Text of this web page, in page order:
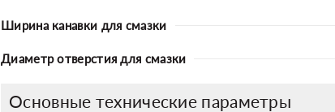
Ширина канавки для смазки
Диаметр отверстия для смазки
Основные технические параметры